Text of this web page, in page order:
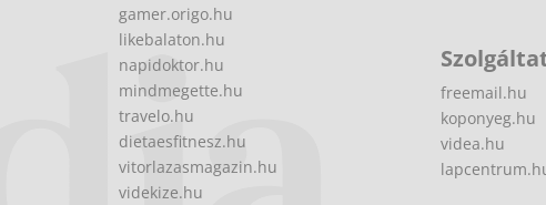
gamer.origo.hu
likebalaton.hu
napidoktor.hu
mindmegette.hu
travelo.hu
dietaesfitnesz.hu
vitorlazasmagazin.hu
videkize.hu
freemail.hu
koponyeg.hu
videa.hu